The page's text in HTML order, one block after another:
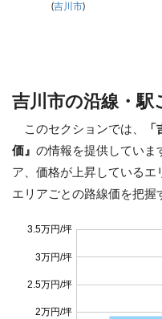
(吉川市)
吉川市の沿線・駅
このセクションでは、
価』 の情報を提供していま
ア、価格が上昇しているエ
エリアごとの路線価を把握
2万円/坪
2.5万円/坪
3万円/坪
3.5万円/坪